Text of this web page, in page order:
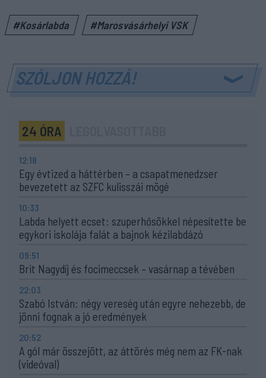
#Kosárlabda #Marosvásárhelyi VSK
SZÓLJON HOZZÁ!
24 ÓRA
12:18
Egy évtized a háttérben – a csapatmenedzser
bevezetett az SZFC kulisszái mögé
10:33
Labda helyett ecset: szuperhősökkel népesítette be
egykori iskolája falát a bajnok kézilabdázó
09:51
Brit Nagydíj és focimeccsek – vasárnap a tévében
22:03
Szabó István: négy vereség után egyre nehezebb, de
jönni fognak a jó eredmények
20:52
A gól már összejött, az áttörés még nem az FK-nak
(videóval)